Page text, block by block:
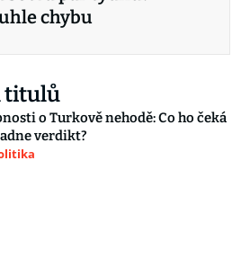
chybu
titulů
o Turkově nehodě: Co ho čeká
verdikt?